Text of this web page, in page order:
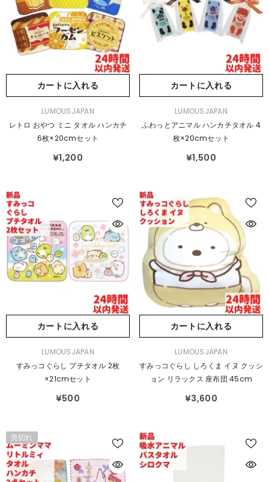
カートに入れる
売
LUMOUSJAPAN
レトロ おやつ ミニ タオル ハンカチ
6枚×20cmセット
¥1,200
カートに入れる
売
LUMOUSJAPAN
ふわっとアニマル ハンカチタオル 4
枚×20cmセット
¥1,500
カートに入れる
LUMOUSJAPAN
すみっコぐらし プチタオル 2枚
×21cmセット
¥500
カートに入れる
売
元：
LUMOUSJAPAN
すみっコぐらし しろくま イヌ クッシ
ョン リラックス 座布団 45cm
¥3,600
売切れ